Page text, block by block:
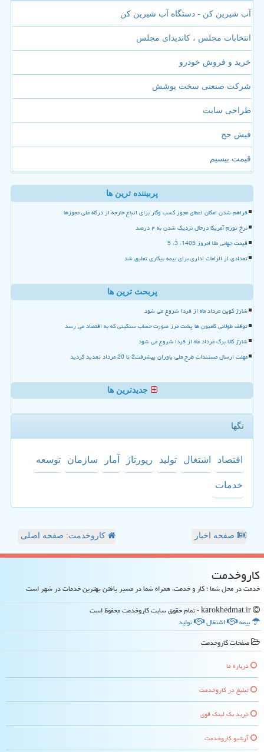
آب شیرین کن - دستگاه آب شیرین کن
انتخابات مجلس ، کاندیدای مجلس
خرید و فروش خودرو
شرکت صنعتی سخت پوشش
طراحی سایت
فیش حج
قیمت بیسیم
پربیننده ترین ها
فراهم شدن امکان اعطای مجوز کسب وکار برای اتباع خارجه از درگاه ملی مجوزها
نرخ تورم آمریکا درحال نزدیک شدن به ۴ درصد
قیمت جهانی طلا امروز 1405، 3، 5
تعدادی از الزامات اداری برای بیمه بیکاری تعلیق شد
پربحث ترین ها
شارژ کوپن مرداد ماه از فردا شروع می شود
توقف طولانی کامیون ها پشت مرز صورت حساب سنگینی که به اقتصاد می رسد
شارژ کالا برگ مرداد ماه از فردا شروع می شود
مهلت ارسال مستندات طرح ملی یاوران پیشرفت2 تا 20 مرداد تمدید گردید
جدیدترین ها
تگها
اقتصاد اشتغال تولید رپورتاژ آمار سازمان توسعه
خدمات
صفحه اخبار کاروخدمت: صفحه اصلی
كاروخدمت
خدمت در محل شما ؛ کار و خدمت، همراه شما در مسیر یافتن بهترین خدمات در شهر است
بیمه
اشتغال
تولید
صفحات كاروخدمت
درباره ما
تبلیغ در كاروخدمت
خرید بک لینک قوی
آرشیو كاروخدمت